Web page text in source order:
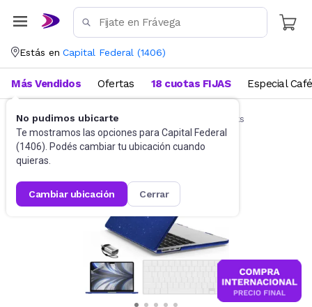
Estás en Capital Federal (1406)
No pudimos ubicarte
Te mostramos las opciones para Capital Federal
(1406). Podés cambiar tu ubicación cuando
quieras.
cambiar ubicación cerrar
Más Vendidos Ofertas 18 cuotas FIJAS Especial Café
Accesorios de Informática Funda Notebooks